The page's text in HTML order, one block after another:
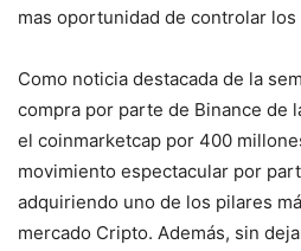
mas oportunidad de controlar los
Como noticia destacada de la
compra por parte de Binance de
el coinmarketcap por 400
movimiento espectacular por
adquiriendo uno de los pilares
mercado Cripto. Además, sin